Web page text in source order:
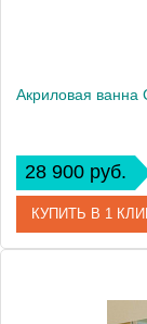
Акриловая ванна
28 900 руб.
КУПИТЬ В 1